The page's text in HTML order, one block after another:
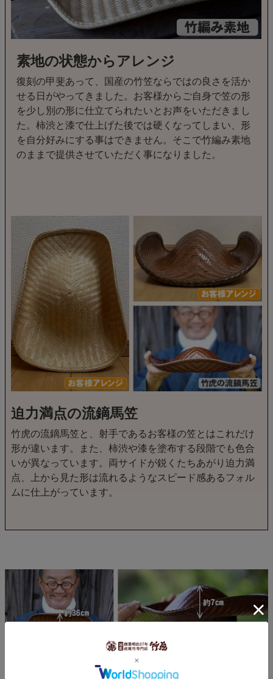
素地の状態からアレンジ
復刻の甲斐あって、国産の竹笠ならではの良さを活か
せる日がやってきました。お客様からご自身で笠の形
を少し別の形に仕立てられたいとお声をいただきまし
た。柿渋と漆で仕上げた後では硬くなってしまい、形
を自分好みにする事はできません。そこで竹編み素地
のままで提供させていただく事になりました。
迫力満点の流鏑馬笠
竹虎の流鏑馬笠と、射手であるお客様の笠とはこれだけ
形が違います。また、柿渋や漆を塗布する段階でも色合
いが異なっています。両サイドが鋭くたちあがり迫力満
点、上から見た形は流れるようなスピード感あるフォル
ムに仕上がっています。